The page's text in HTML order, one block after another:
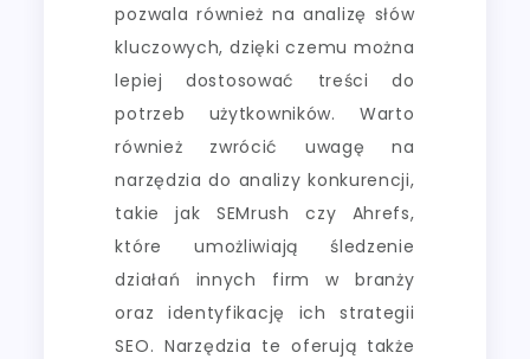
pozwala również na analizę słów
kluczowych, dzięki czemu można
lepiej dostosować treści do
potrzeb użytkowników. Warto
również zwrócić uwagę na
narzędzia do analizy konkurencji,
takie jak SEMrush czy Ahrefs,
które umożliwiają śledzenie
działań innych firm w branży
oraz identyfikację ich strategii
SEO. Narzędzia te oferują także